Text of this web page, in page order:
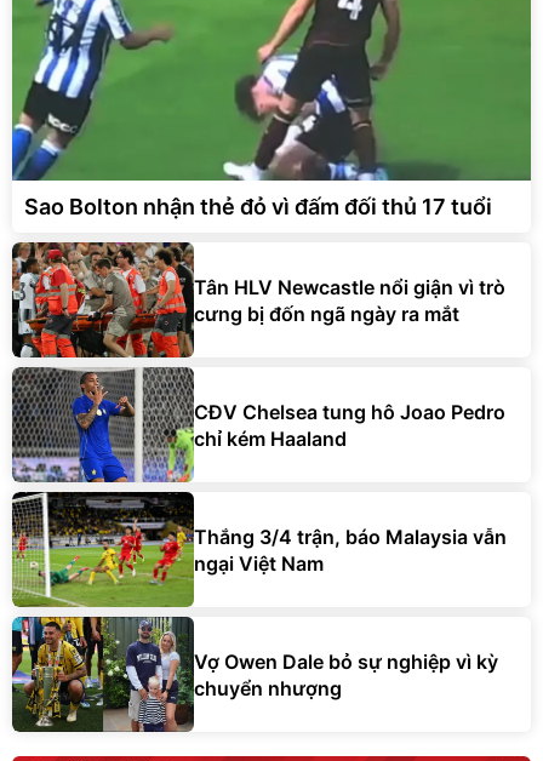
Sao Bolton nhận thẻ đỏ vì đấm đối thủ 17 tuổi
Tân HLV Newcastle nổi giận vì trò
cưng bị đốn ngã ngày ra mắt
CĐV Chelsea tung hô Joao Pedro
chỉ kém Haaland
Thắng 3/4 trận, báo Malaysia vẫn
ngại Việt Nam
Vợ Owen Dale bỏ sự nghiệp vì kỳ
chuyển nhượng